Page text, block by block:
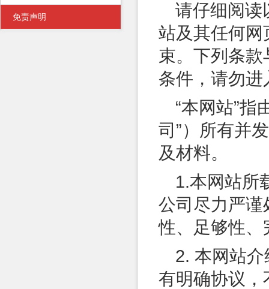
免责声明
请仔细阅读
站及其任何网
束。下列条
条件，请勿
“本网站”指
司”）所有并
及材料。
1.本网站所
公司尽力严谨
性、足够性、
2. 本网站
有明确协议，